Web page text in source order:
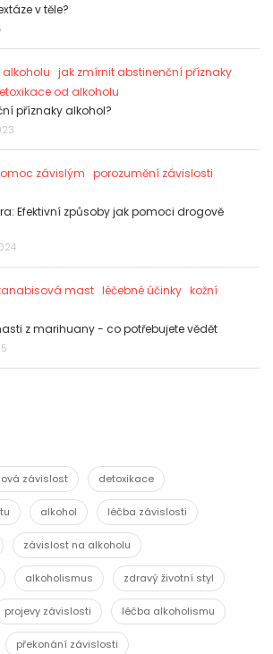
v těle?
jak zmírnit abstinenční příznaky
od alkoholu
příznaky alkohol?
závislým porozumění závislosti
Efektivní způsoby jak pomoci drogově
mast léčebné účinky kožní
z marihuany - co potřebujete vědět
závislost detoxikace
alkohol léčba závislosti
závislost na alkoholu
alkoholismus zdravý životní styl
projevy závislosti léčba alkoholismu
překonání závislosti